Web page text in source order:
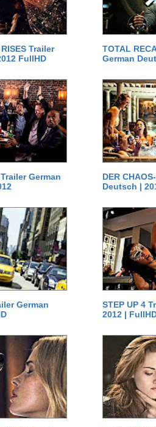
Trailer
FullHD
TOTAL
German
German
DER
Deutsch |
German
STEP UP 4
2012 |